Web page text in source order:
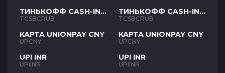
ТИНЬКОФФ CASH-IN
RUB
TCSBCRUB
КАРТА UNIONPAY CNY
UPCNY
UPI INR
UPIINR
ТИНЬКОФФ CASH-IN
RUB
TCSBCRUB
КАРТА UNIONPAY CNY
UPCNY
UPI INR
UPIINR